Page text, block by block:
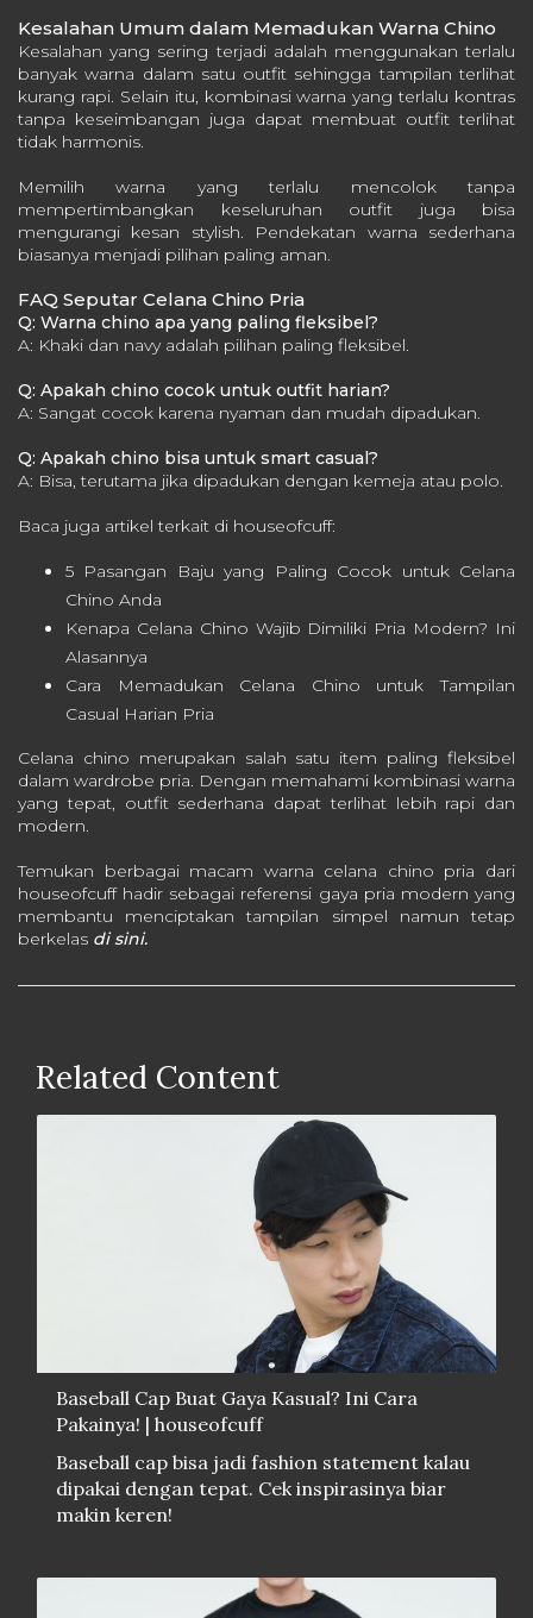
Kesalahan Umum dalam Memadukan Warna Chino
Kesalahan yang sering terjadi adalah menggunakan terlalu
banyak warna dalam satu outfit sehingga tampilan terlihat
kurang rapi. Selain itu, kombinasi warna yang terlalu kontras
tanpa keseimbangan juga dapat membuat outfit terlihat
tidak harmonis.
Memilih warna yang terlalu mencolok tanpa
mempertimbangkan keseluruhan outfit juga bisa
mengurangi kesan stylish. Pendekatan warna sederhana
biasanya menjadi pilihan paling aman.
FAQ Seputar Celana Chino Pria
Q: Warna chino apa yang paling fleksibel?
A: Khaki dan navy adalah pilihan paling fleksibel.
Q: Apakah chino cocok untuk outfit harian?
A: Sangat cocok karena nyaman dan mudah dipadukan.
Q: Apakah chino bisa untuk smart casual?
A: Bisa, terutama jika dipadukan dengan kemeja atau polo.
Baca juga artikel terkait di houseofcuff:
5 Pasangan Baju yang Paling Cocok untuk Celana
Chino Anda
Kenapa Celana Chino Wajib Dimiliki Pria Modern? Ini
Alasannya
Cara Memadukan Celana Chino untuk Tampilan
Casual Harian Pria
Celana chino merupakan salah satu item paling fleksibel
dalam wardrobe pria. Dengan memahami kombinasi warna
yang tepat, outfit sederhana dapat terlihat lebih rapi dan
modern.
Temukan berbagai macam warna celana chino pria dari
houseofcuff hadir sebagai referensi gaya pria modern yang
membantu menciptakan tampilan simpel namun tetap
berkelas di sini.
Related Content
Baseball Cap Buat Gaya Kasual? Ini Cara
Pakainya! | houseofcuff
Baseball cap bisa jadi fashion statement kalau
dipakai dengan tepat. Cek inspirasinya biar
makin keren!